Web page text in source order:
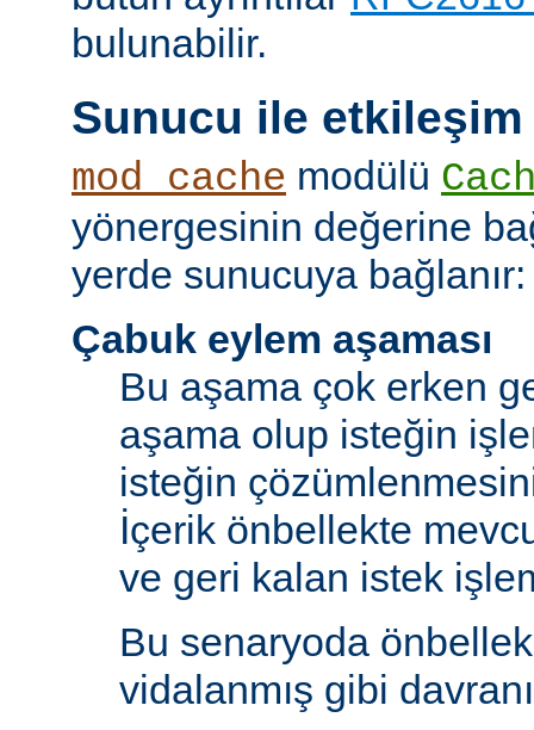
bulunabilir.
Sunucu ile etkileşim
mod_cache modülü
yönergesinin değerine
yerde sunucuya bağlanır:
Çabuk eylem aşaması
Bu aşama çok erken
aşama olup isteğin
isteğin
İçerik önbellekte
ve geri kalan istek
Bu senaryoda
vidalanmış gibi